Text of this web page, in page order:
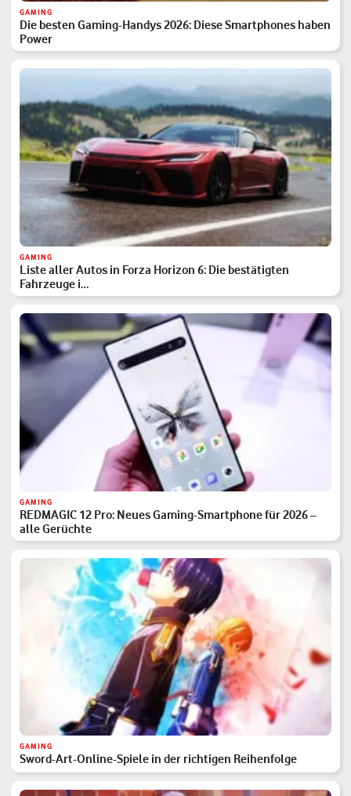
GAMING
Die besten Gaming-Handys 2026: Diese Smartphones haben
Power
GAMING
Liste aller Autos in Forza Horizon 6: Die bestätigten
Fahrzeuge i…
GAMING
REDMAGIC 12 Pro: Neues Gaming-Smartphone für 2026 –
alle Gerüchte
GAMING
Sword-Art-Online-Spiele in der richtigen Reihenfolge